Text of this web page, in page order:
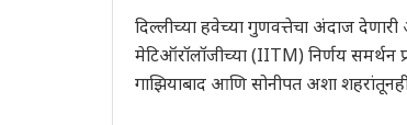
दिल्लीच्या हवेच्या गुणवत्तेचा अंदाज
मेटिऑरॉलॉजीच्या (IITM) निर्णय समर्थन
गाझियाबाद आणि सोनीपत अशा